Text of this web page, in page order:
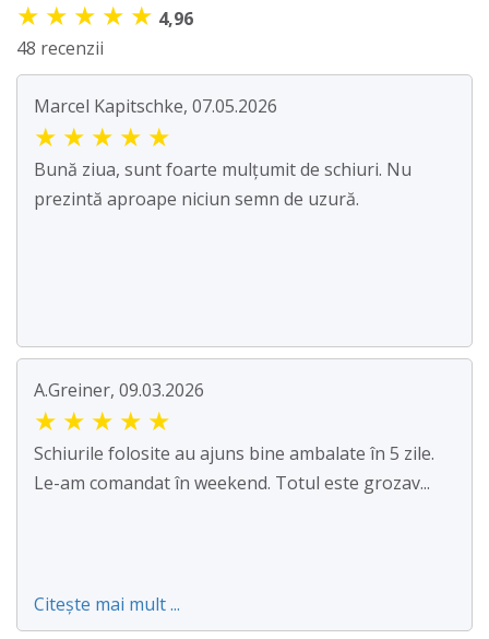
★ ★ ★ ★ ★ 4,96
48 recenzii
Marcel Kapitschke, 07.05.2026
★ ★ ★ ★ ★
Bună ziua, sunt foarte mulțumit de schiuri. Nu
prezintă aproape niciun semn de uzură.
A.Greiner, 09.03.2026
★ ★ ★ ★ ★
Schiurile folosite au ajuns bine ambalate în 5 zile.
Le-am comandat în weekend. Totul este grozav...
Citește mai mult ...